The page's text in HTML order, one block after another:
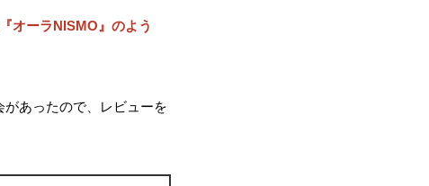
オーラNISMO』のよう
あったので、レビューを